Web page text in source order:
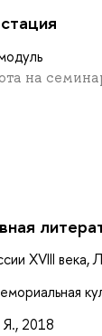
на
XVIII
2018